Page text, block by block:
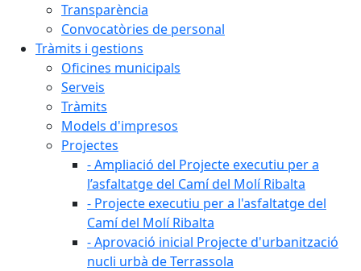
Transparència
Convocatòries de personal
Tràmits i gestions
Oficines municipals
Serveis
Tràmits
Models d'impresos
Projectes
- Ampliació del Projecte executiu per a
l’asfaltatge del Camí del Molí Ribalta
- Projecte executiu per a l'asfaltatge del
Camí del Molí Ribalta
- Aprovació inicial Projecte d'urbanització
nucli urbà de Terrassola